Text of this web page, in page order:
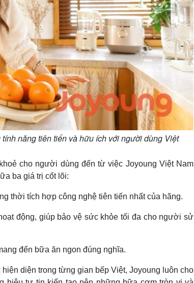
năng tiên tiến và hữu ích với người dùng Việt
cho người dùng đến từ việc Joyoung Việt Nam
ba giá trị cốt lõi:
thời tích hợp công nghệ tiên tiến nhất của hãng.
động, giúp bảo vệ sức khỏe tối đa cho người sử
đến bữa ăn ngon đúng nghĩa.
diện trong từng gian bếp Việt, Joyoung luôn cho